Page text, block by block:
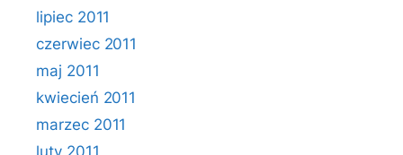
lipiec 2011
czerwiec 2011
maj 2011
kwiecień 2011
marzec 2011
luty 2011